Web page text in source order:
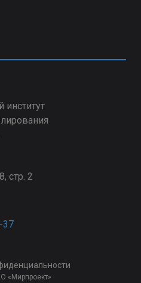
институт
стр. 2
37
«Мирпроект»